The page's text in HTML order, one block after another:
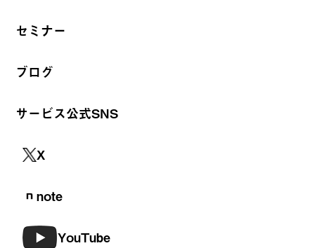
セミナー
ブログ
サービス公式SNS
X
note
YouTube